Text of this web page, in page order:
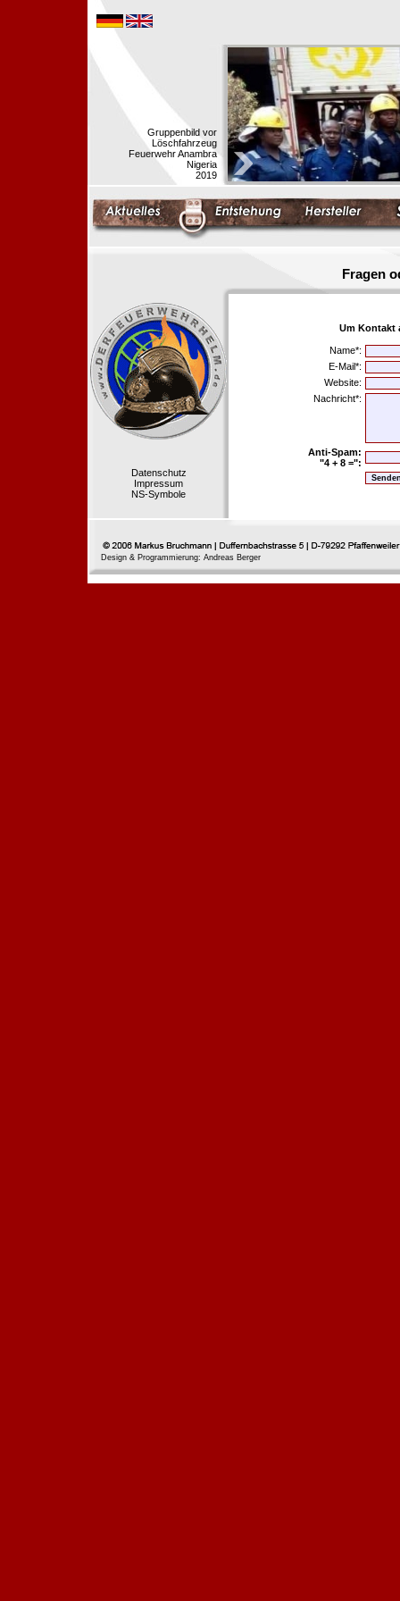
Gruppenbild vor
Löschfahrzeug
Feuerwehr Anambra
Nigeria
2019
Fragen
Datenschutz
Impressum
NS-Symbole
Um Kontakt
Name*:
E-Mail*:
Website:
Nachricht*:
Anti-Spam:
"4 + 8 =":
Design & Programmierung: Andreas Berger